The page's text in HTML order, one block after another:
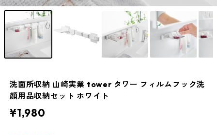
洗面所収納 山崎実業 tower タワー フィルムフック洗
顔用品収納セット ホワイト
¥1,980